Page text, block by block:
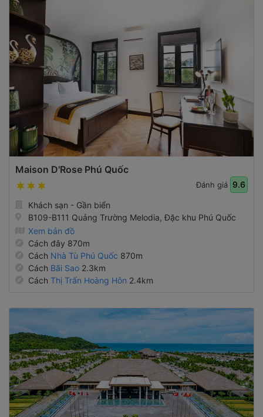
Maison D'Rose Phú Quốc
Đánh giá 9.6
Khách sạn - Gần biển
B109-B111 Quảng Trường Melodia, Đặc khu Phú Quốc
Xem bản đồ
Cách đây 870m
Cách Nhà Tù Phú Quốc 870m
Cách Bãi Sao 2.3km
Cách Thị Trấn Hoàng Hôn 2.4km